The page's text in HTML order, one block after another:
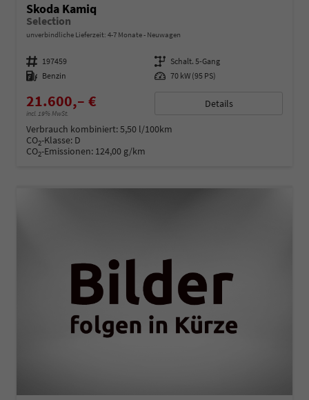
Skoda Kamiq
Selection
unverbindliche Lieferzeit: 4-7 Monate Neuwagen
Fahrzeugnummer 197459 Getriebe Schalt. 5-Gang
Kraftstoff Benzin Leistung 70 kW (95 PS)
21.600,– €
incl. 19% MwSt.
Details
Verbrauch kombiniert:5,50 l/100km
CO2-Klasse: D
CO2-Emissionen: 124,00 g/km